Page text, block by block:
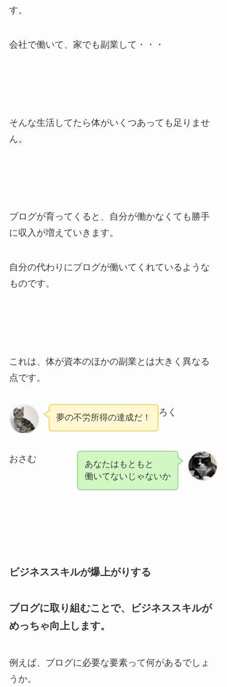
す。
会社で働いて、家でも副業して・・・
そんな生活してたら体がいくつあっても足りませ
ん。
ブログが育ってくると、自分が働かなくても勝手
に収入が増えていきます。
自分の代わりにブログが働いてくれているような
ものです。
これは、体が資本のほかの副業とは大きく異なる
点です。
ろく
夢の不労所得の達成だ！
おさむ
あなたはもともと
働いてないじゃないか
ビジネススキルが爆上がりする
ブログに取り組むことで、ビジネススキルが
めっちゃ向上します。
例えば、ブログに必要な要素って何があるでしょ
うか。